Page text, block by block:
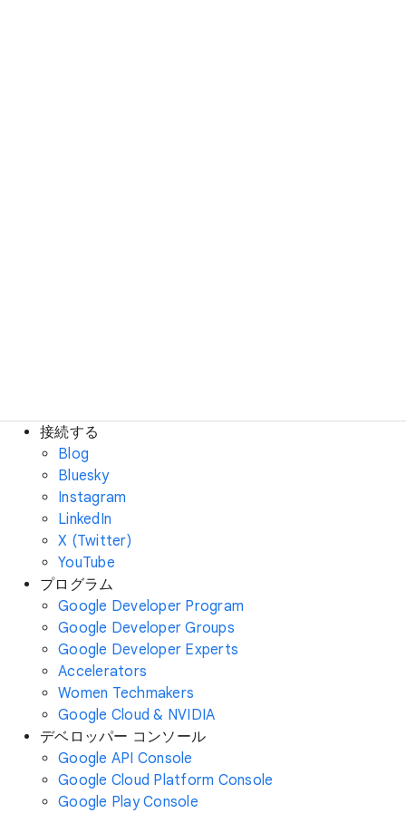
接続する
Blog
Bluesky
Instagram
LinkedIn
X (Twitter)
YouTube
プログラム
Google Developer Program
Google Developer Groups
Google Developer Experts
Accelerators
Women Techmakers
Google Cloud & NVIDIA
デベロッパー コンソール
Google API Console
Google Cloud Platform Console
Google Play Console